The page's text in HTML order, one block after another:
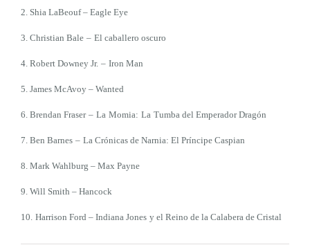
2. Shia LaBeouf – Eagle Eye
3. Christian Bale – El caballero oscuro
4. Robert Downey Jr. – Iron Man
5. James McAvoy – Wanted
6. Brendan Fraser – La Momia: La Tumba del Emperador Dragón
7. Ben Barnes – La Crónicas de Narnia: El Príncipe Caspian
8. Mark Wahlburg – Max Payne
9. Will Smith – Hancock
10. Harrison Ford – Indiana Jones y el Reino de la Calabera de Cristal